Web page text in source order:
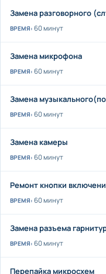
Замена разговорного
60 минут
Замена микрофона
60 минут
Замена
60 минут
Замена камеры
60 минут
Ремонт кнопки
60 минут
Замена разъема
60 минут
Перепайка микросхем